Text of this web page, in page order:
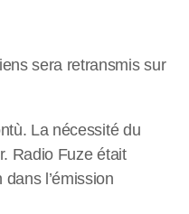
sera retransmis sur
La nécessité du
Radio Fuze était
l’émission